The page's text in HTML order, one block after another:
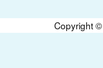
Copyright ©